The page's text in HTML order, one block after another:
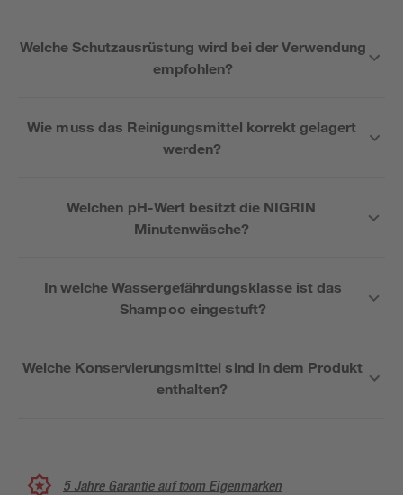
Welche Schutzausrüstung wird bei der Verwendung
empfohlen?
Wie muss das Reinigungsmittel korrekt gelagert
werden?
Welchen pH-Wert besitzt die NIGRIN
Minutenwäsche?
In welche Wassergefährdungsklasse ist das
Shampoo eingestuft?
Welche Konservierungsmittel sind in dem Produkt
enthalten?
5 Jahre Garantie auf toom Eigenmarken